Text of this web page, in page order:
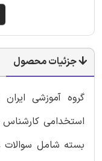
جزئیات محصول
گروه آموزشی
استخدامی
بسته شامل سوالات